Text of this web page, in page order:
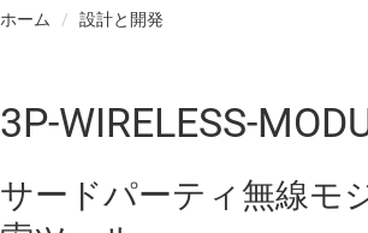
ホーム 設計と開発
3P-WIRELESS-
サードパーティ無線モ